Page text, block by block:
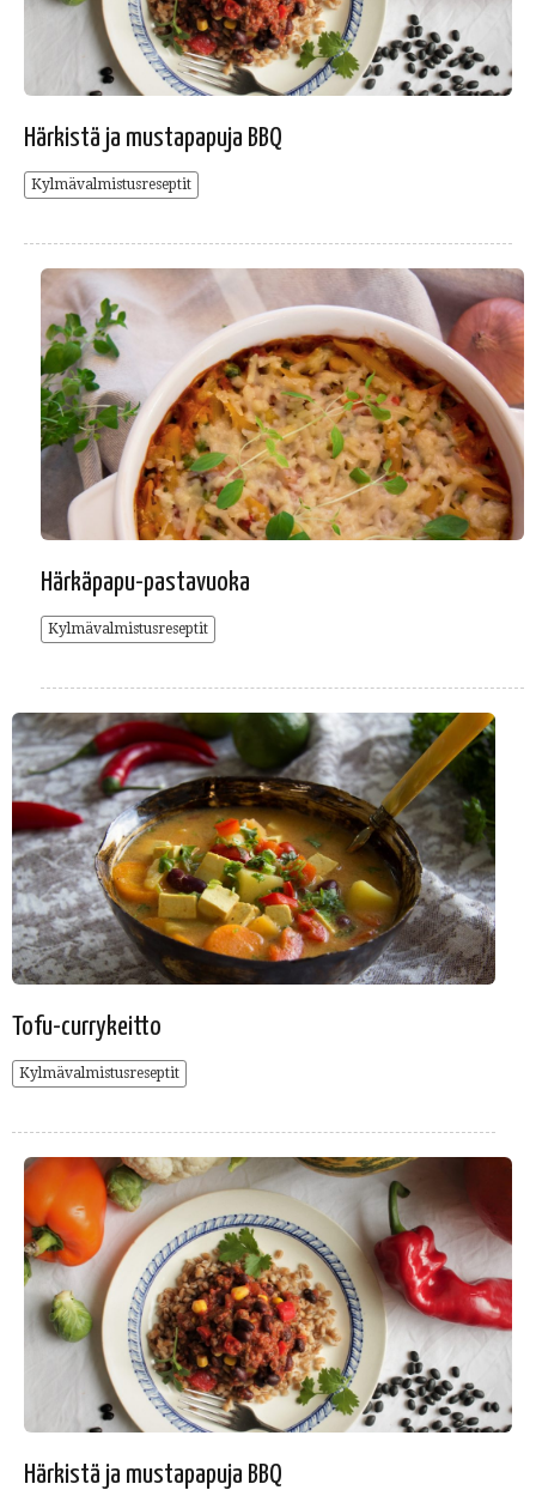
Härkistä ja mustapapuja BBQ
Kylmävalmistusreseptit
Härkäpapu-pastavuoka
Kylmävalmistusreseptit
Tofu-currykeitto
Kylmävalmistusreseptit
Härkistä ja mustapapuja BBQ